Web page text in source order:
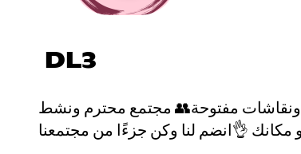
DL3
ونقاشات مفتوحة👥 مجتمع محترم ونشط